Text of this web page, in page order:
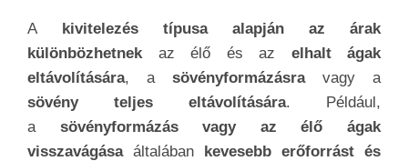
A kivitelezés típusa alapján az árak
különbözhetnek az élő és az elhalt ágak
eltávolítására, a sövényformázásravagy a
sövény teljes eltávolítására. Például,
a sövényformázás vagy az élő ágak
visszavágása általában kevesebb erőforrást és